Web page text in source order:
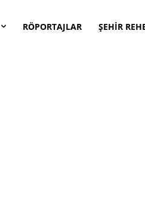
RÖPORTAJLAR ŞEHİR